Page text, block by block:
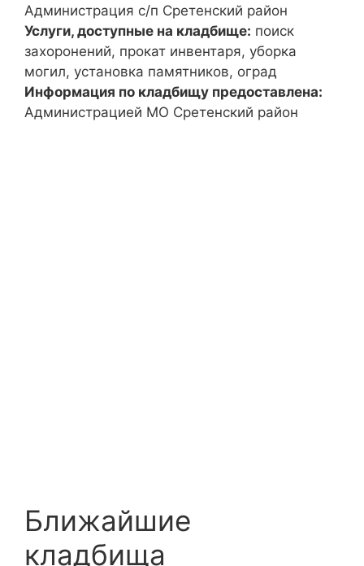
Администрация с/п Сретенский район
Услуги, доступные на кладбище: поиск
захоронений, прокат инвентаря, уборка
могил, установка памятников, оград
Информация по кладбищу предоставлена:
Администрацией МО Сретенский район
Ближайшие
кладбища